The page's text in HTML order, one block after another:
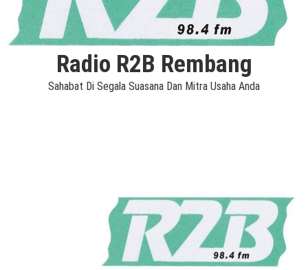
Radio R2B Rembang
Sahabat Di Segala Suasana Dan Mitra Usaha Anda